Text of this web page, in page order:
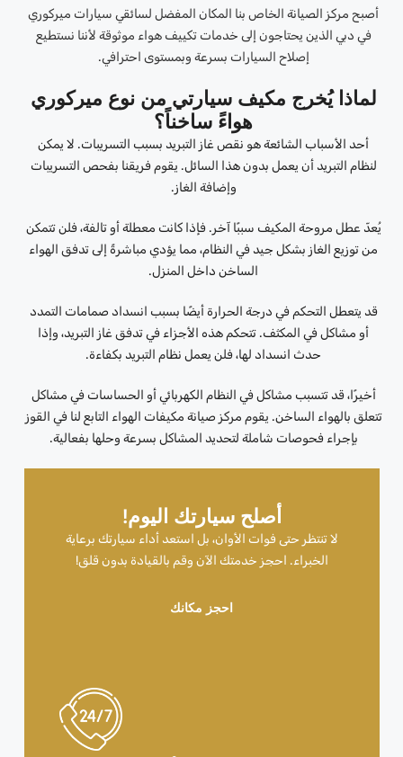
أصلح سيارتك اليوم!
لا تنتظر حتى فوات الأوان، بل استعد أداء سيارتك برعاية
الخبراء. احجز خدمتك الآن وقم بالقيادة بدون قلق!
احجز مكانك
أصبح مركز الصيانة الخاص بنا المكان المفضل لسائقي سيارات ميركوري
في دبي الذين يحتاجون إلى خدمات تكييف هواء موثوقة لأننا نستطيع
إصلاح السيارات بسرعة وبمستوى احترافي.
لماذا يُخرج مكيف سيارتي من نوع ميركوري
هواءً ساخناً؟
أحد الأسباب الشائعة هو نقص غاز التبريد بسبب التسريبات. لا يمكن
لنظام التبريد أن يعمل بدون هذا السائل. يقوم فريقنا بفحص التسريبات
وإضافة الغاز.
يُعدّ عطل مروحة المكيف سببًا آخر. فإذا كانت معطلة أو تالفة، فلن تتمكن
من توزيع الغاز بشكل جيد في النظام، مما يؤدي مباشرةً إلى تدفق الهواء
الساخن داخل المنزل.
قد يتعطل التحكم في درجة الحرارة أيضًا بسبب انسداد صمامات التمدد
أو مشاكل في المكثف. تتحكم هذه الأجزاء في تدفق غاز التبريد، وإذا
حدث انسداد لها، فلن يعمل نظام التبريد بكفاءة.
أخيرًا، قد تتسبب مشاكل في النظام الكهربائي أو الحساسات في مشاكل
تتعلق بالهواء الساخن. يقوم مركز صيانة مكيفات الهواء التابع لنا في القوز
بإجراء فحوصات شاملة لتحديد المشاكل بسرعة وحلها بفعالية.